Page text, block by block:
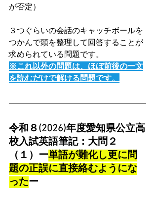
が否定）
３つぐらいの会話のキャッチボールを
つかんで頭を整理して回答することが
求められている問題です。
※これ以外の問題は、ほぼ前後の一文
を読むだけで解ける問題です。
令和８(2026)年度愛知県公立高
校入試英語筆記：大問２
（１）ー単語が難化し更に問
題の正誤に直接絡むようにな
ったー